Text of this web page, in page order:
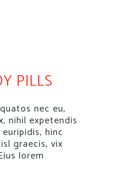
PILLS
nec eu,
nihil expetendis
hinc
graecis, vix
lorem